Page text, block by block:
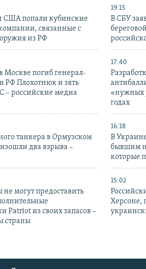
США попали кубинские
связанные с
из РФ
19:15
В СБУ
Москве погиб генерал-
РФ Плохотнюк и зять
– российские медиа
17:40
«нужных
годах
танкера в Ормузском
два взрыва –
16:18
В
бывшим
которые
могут предоставить
Patriot из своих запасов –
страны
15:02
Херсоне,